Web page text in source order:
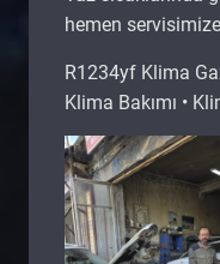
hemen
R1234yf Klima
Klima Bakımı •